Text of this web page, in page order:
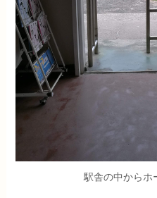
駅舎の中からホ